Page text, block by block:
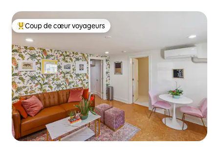
Coups de cœur voyageurs les plus appréciés
Coup de cœur voyageurs